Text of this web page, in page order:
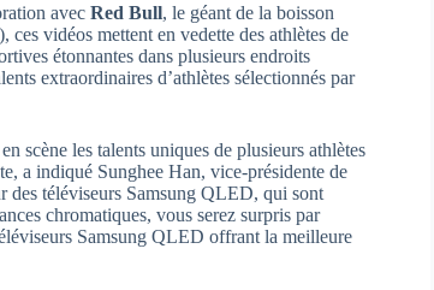
avecRed Bull, le géant de la boisson
ces vidéos mettent en vedette des athlètes de
étonnantes dans plusieurs endroits
extraordinaires d’athlètes sélectionnés par
scène les talents uniques de plusieurs athlètes
a indiqué Sunghee Han, vice-présidente de
des téléviseurs Samsung QLED, qui sont
chromatiques, vous serez surpris par
Samsung QLED offrant la meilleure